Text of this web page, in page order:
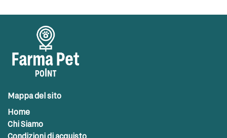
Mappa del sito
Home
Chi Siamo
Condizioni di acquisto